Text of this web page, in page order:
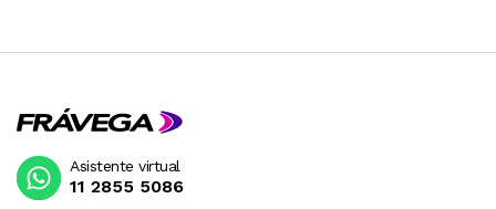
Asistente virtual
11 2855 5086